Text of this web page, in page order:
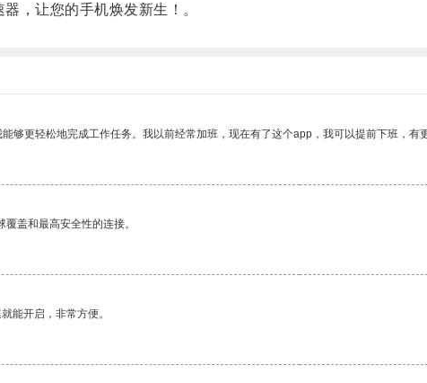
让您的手机焕发新生！。
够更轻松地完成工作任务。我以前经常加班，现在有了这个app，我可以提前下班，有
盖和最高安全性的连接。
能开启，非常方便。